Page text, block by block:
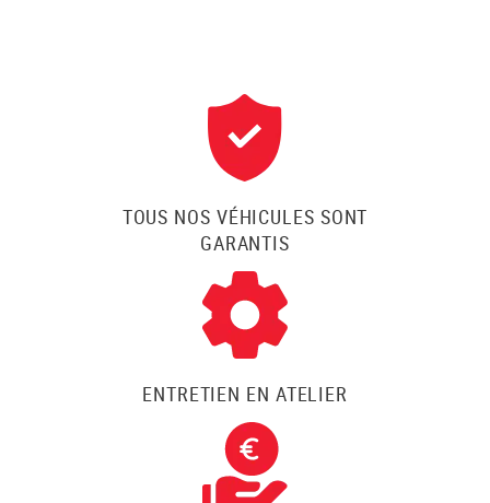
TOUS NOS VÉHICULES SONT
GARANTIS
ENTRETIEN EN ATELIER